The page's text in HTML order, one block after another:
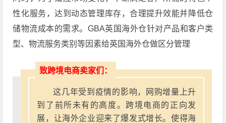
性化服务，达到动态管理库存，合理提升效能并降低仓
储物流成本的需求。GBA英国海外仓针对产品和客户类
型、物流服务类别等因素给英国海外仓做区分管理
致跨境电商卖家们：
这几年受到疫情的影响，网购增量上升
到了前所未有的高度。跨境电商的正向发
展，让海外企业迎来了爆发式增长。使得海